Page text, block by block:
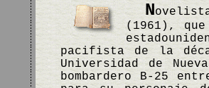
N
(1961),
pacifista de la
Universidad de
bombardero B-25